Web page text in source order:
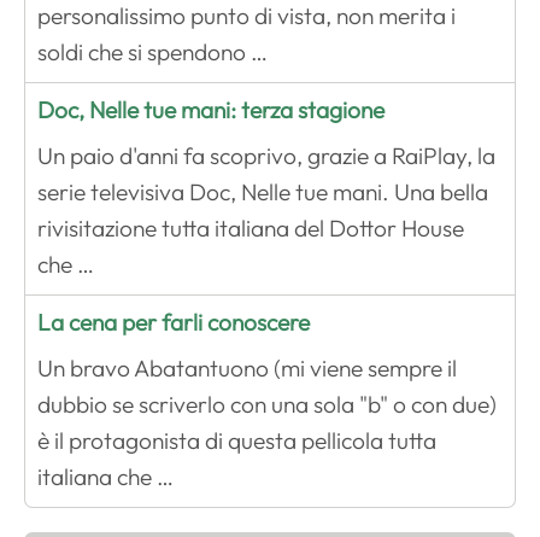
personalissimo punto di vista, non merita i
soldi che si spendono …
Doc, Nelle tue mani: terza stagione
Un paio d'anni fa scoprivo, grazie a RaiPlay, la
serie televisiva Doc, Nelle tue mani. Una bella
rivisitazione tutta italiana del Dottor House
che …
La cena per farli conoscere
Un bravo Abatantuono (mi viene sempre il
dubbio se scriverlo con una sola "b" o con due)
è il protagonista di questa pellicola tutta
italiana che …